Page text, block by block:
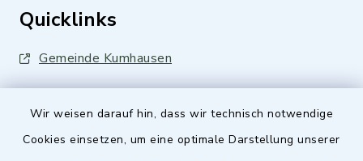
Wir weisen darauf hin, dass wir technisch notwendige
Cookies einsetzen, um eine optimale Darstellung unserer
Quicklinks
Gemeinde Kumhausen